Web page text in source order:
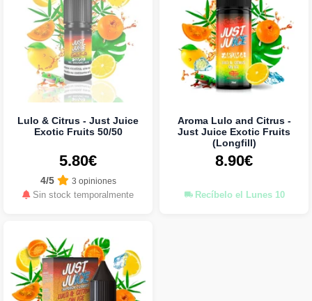
Lulo & Citrus - Just Juice
Exotic Fruits 50/50
5.80€
4/5 3 opiniones
Sin stock temporalmente
Aroma Lulo and Citrus -
Just Juice Exotic Fruits
(Longfill)
8.90€
Recíbelo el Lunes 10